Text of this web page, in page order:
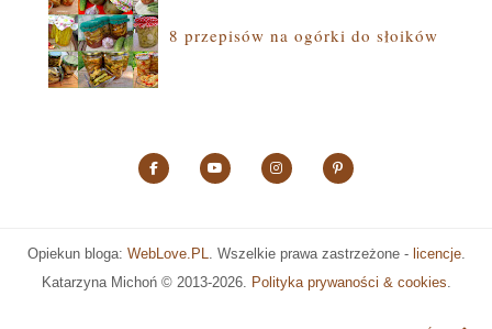
8 przepisów na ogórki do słoików
Opiekun bloga: WebLove.PL . Wszelkie prawa zastrzeżone - licencje.
Katarzyna Michoń © 2013-2026. Polityka prywaności & cookies